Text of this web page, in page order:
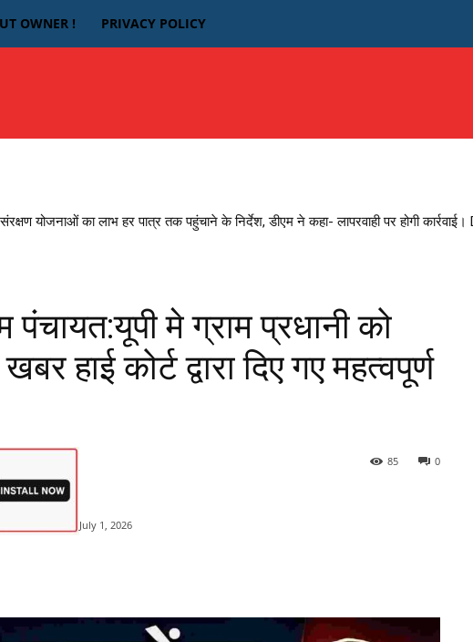
OWNER ! PRIVACY POLICY
संरक्षण योजनाओं का लाभ हर पात्र तक पहुंचाने के निर्देश, डीएम ने कहा- लापरवाही पर होगी
पंचायत:यूपी मे ग्राम प्रधानी को
हाई कोर्ट द्वारा दिए गए महत्वपूर्ण
July 1, 2026
0
85